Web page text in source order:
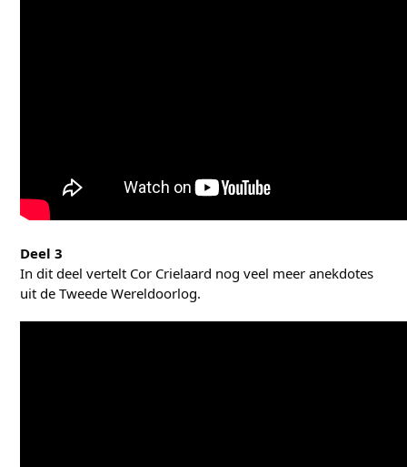
Deel 3
In dit deel vertelt Cor Crielaard nog veel meer anekdotes
uit de Tweede Wereldoorlog.